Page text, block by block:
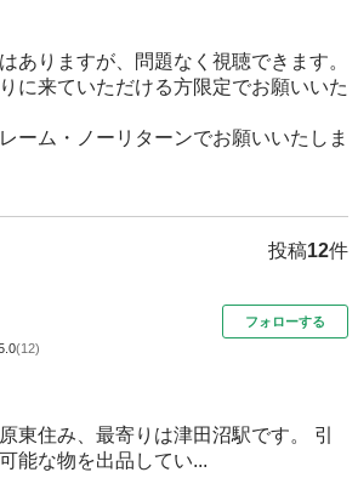
ありますが、問題なく視聴できます。
に来ていただける方限定でお願いいた
ーム・ノーリターンでお願いいたしま
投稿12件
(12)
フォローする
東住み、最寄りは津田沼駅です。 引
能な物を出品してい...